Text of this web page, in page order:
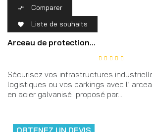
 Comparer
 Liste de souhaits
Arceau de protection...
Sécurisez vos infrastructures
logistiques ou vos parkings avec l’
en acier galvanisé proposé par...
OBTENEZ UN DEVIS